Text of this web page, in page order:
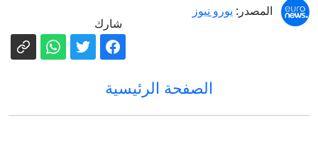
المصدر: يورو نيوز
شارك
الصفحة الرئيسية